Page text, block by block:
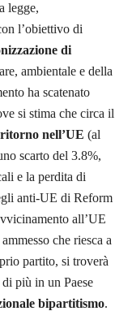
legge,
l’obiettivo di
di
ambientale e della
ha scatenato
si stima che circa il
ritorno nell’UE (al
scarto del 3.8%,
e la perdita di
anti-UE di Reform
all’UE
che riesca a
partito, si troverà
di più in un Paese
bipartitismo.